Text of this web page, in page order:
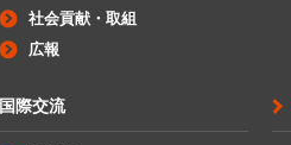
社会貢献・取組
広報
国際交流